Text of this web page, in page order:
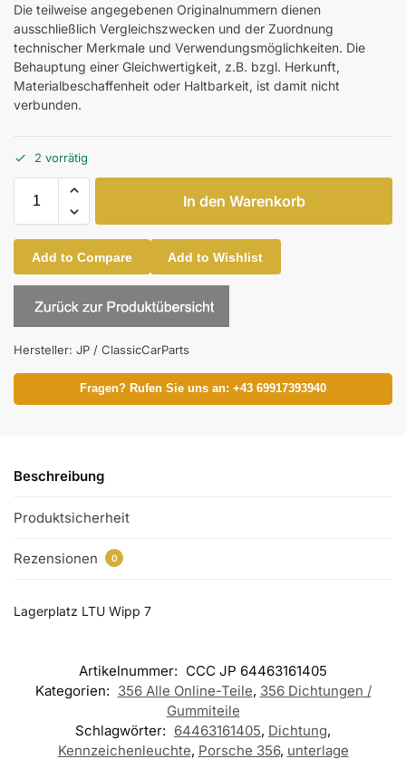
Die teilweise angegebenen Originalnummern dienen
ausschließlich Vergleichszwecken und der Zuordnung
technischer Merkmale und Verwendungsmöglichkeiten. Die
Behauptung einer Gleichwertigkeit, z.B. bzgl. Herkunft,
Materialbeschaffenheit oder Haltbarkeit, ist damit nicht
verbunden.
2 vorrätig
In den Warenkorb
Add to Compare Add to Wishlist
Hersteller: JP / ClassicCarParts
Fragen? Rufen Sie uns an: +43 69917393940
Beschreibung
Produktsicherheit
Rezensionen 0
Lagerplatz LTU Wipp 7
Artikelnummer: CCC JP 64463161405
Kategorien: 356 Alle Online-Teile, 356 Dichtungen /
Gummiteile
Schlagwörter: 64463161405, Dichtung,
Kennzeichenleuchte, Porsche 356, unterlage